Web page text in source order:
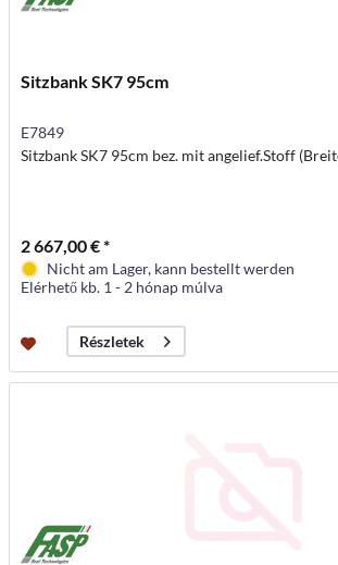
Sitzbank SK7 95cm
E7849
Sitzbank SK7 95cm bez. mit angelief.Stoff
2 667,00 € *
Nicht am Lager, kann bestellt werden
Elérhető kb. 1 - 2 hónap múlva
Részletek